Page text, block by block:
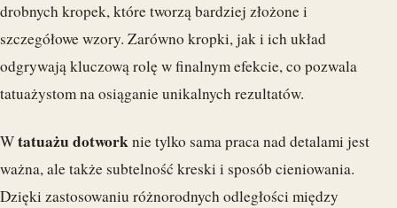
drobnych kropek, które tworzą bardziej złożone i
szczegółowe wzory. Zarówno kropki, jak i ich układ
odgrywają kluczową rolę w finalnym efekcie, co pozwala
tatuażystom na osiąganie unikalnych rezultatów.
Wtatuażu dotworknie tylko sama praca nad detalami jest
ważna, ale także subtelność kreski i sposób cieniowania.
Dzięki zastosowaniu różnorodnych odległości między